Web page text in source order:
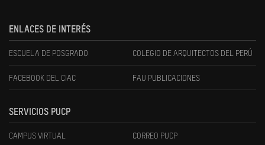
ENLACES DE INTERÉS
ESCUELA DE POSGRADO COLEGIO DE ARQUITECTOS DEL PERÚ
FACEBOOK DEL CIAC FAU PUBLICACIONES
SERVICIOS PUCP
CAMPUS VIRTUAL CORREO PUCP